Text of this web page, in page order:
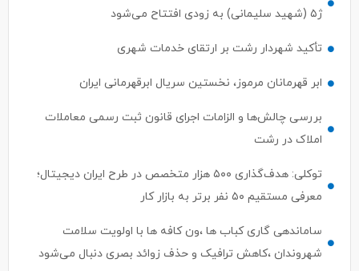
ژ۵ (شهید سلیمانی) به زودی افتتاح می‌شود
تأکید شهردار رشت بر ارتقای خدمات شهری
ابر قهرمانان مرموز، نخستین سریال ابرقهرمانی ایران
بررسی چالش‌ها و الزامات اجرای قانون ثبت رسمی معاملات
املاک در رشت
توکلی: هدف‌گذاری ۵۰۰ هزار متخصص در طرح ایران دیجیتال؛
معرفی مستقیم ۵۰ نفر برتر به بازار کار
ساماندهی گاری کباب ها ،ون کافه ها با اولویت سلامت
شهروندان ،کاهش ترافیک و حذف زوائد بصری دنبال می‌شود